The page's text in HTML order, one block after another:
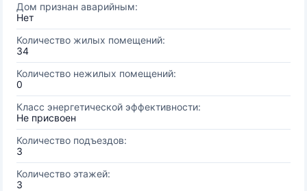
Дом признан аварийным:
Нет
Количество жилых помещений:
34
Количество нежилых помещений:
0
Класс энергетической эффективности:
Не присвоен
Количество подъездов:
3
Количество этажей:
3